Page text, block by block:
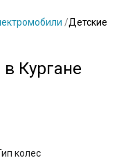
/Детские
Кургане
колес